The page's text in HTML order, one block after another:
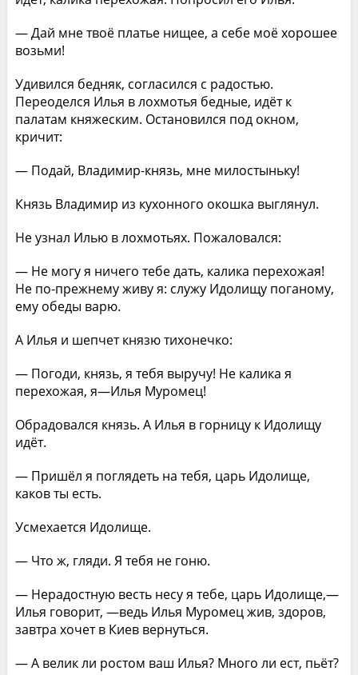
— Дай мне твоё платье нищее, а себе моё хорошее
возьми!
Удивился бедняк, согласился с радостью.
Переоделся Илья в лохмотья бедные, идёт к
палатам княжеским. Остановился под окном,
кричит:
— Подай, Владимир-князь, мне милостыньку!
Князь Владимир из кухонного окошка выглянул.
Не узнал Илью в лохмотьях. Пожаловался:
— Не могу я ничего тебе дать, калика перехожая!
Не по-прежнему живу я: служу Идолищу поганому,
ему обеды варю.
А Илья и шепчет князю тихонечко:
— Погоди, князь, я тебя выручу! Не калика я
перехожая, я—Илья Муромец!
Обрадовался князь. А Илья в горницу к Идолищу
идёт.
— Пришёл я поглядеть на тебя, царь Идолище,
каков ты есть.
Усмехается Идолище.
— Что ж, гляди. Я тебя не гоню.
— Нерадостную весть несу я тебе, царь Идолище,—
Илья говорит, —ведь Илья Муромец жив, здоров,
завтра хочет в Киев вернуться.
— А велик ли ростом ваш Илья? Много ли ест, пьёт?